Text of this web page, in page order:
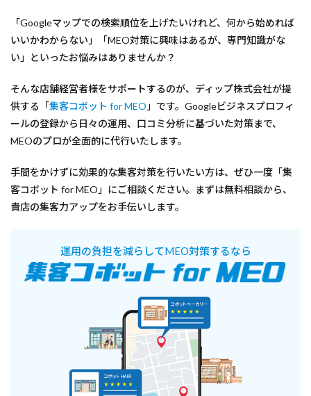
「Googleマップでの検索順位を上げたいけれど、何から始めれば
いいかわからない」「MEO対策に興味はあるが、専門知識がな
い」といったお悩みはありませんか？
そんな店舗経営者様をサポートするのが、ディップ株式会社が提
供する「集客コボット for MEO 」です。Googleビジネスプロフィ
ールの登録から日々の運用、口コミ分析に基づいた対策まで、
MEOのプロが全面的に代行いたします。
手間をかけずに効果的な集客対策を行いたい方は、ぜひ一度「集
客コボット for MEO」にご相談ください。まずは無料相談から、
貴店の集客力アップをお手伝いします。
運用の負担を減らしてMEO対策するなら